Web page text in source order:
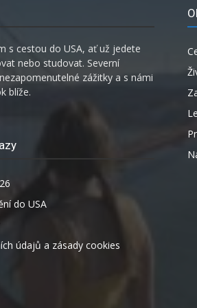
s cestou do USA, ať už jedete
nebo studovat. Severní
zážitky a s námi
blíže.
do USA
údajů a zásady cookies